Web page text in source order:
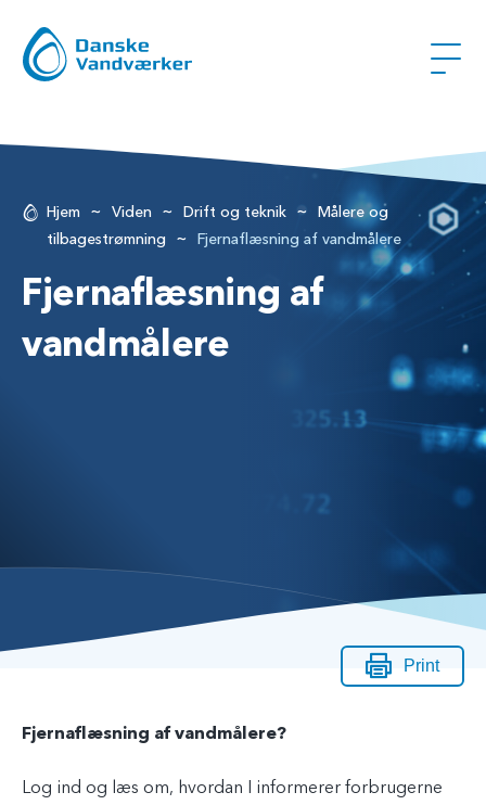
Hjem ~ Viden ~ Drift og teknik ~ Målere og
tilbagestrømning ~ Fjernaflæsning af vandmålere
Fjernaflæsning af
vandmålere
Print
Fjernaflæsning af vandmålere?
Log ind og læs om, hvordan I informerer forbrugerne